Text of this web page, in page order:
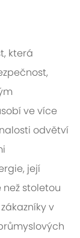
která
ve více
odvětví
její
stoletou
v